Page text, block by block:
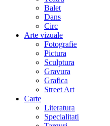
Balet
Dans
Circ
Arte vizuale
Fotografie
Pictura
Sculptura
Gravura
Grafica
Street Art
Carte
Literatura
Specialitati